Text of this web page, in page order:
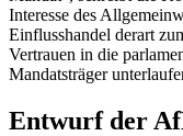
Interesse des
Einflusshandel derart
Vertrauen in die
Mandatsträger
Entwurf der